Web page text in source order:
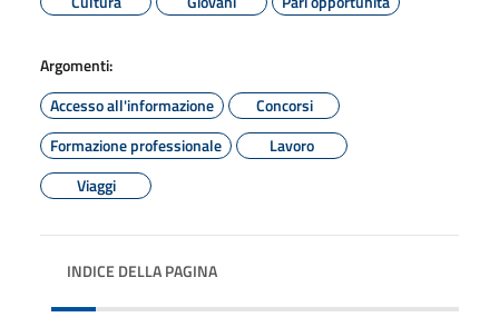
Argomenti:
Accesso all'informazione
Concorsi
Formazione professionale
Lavoro
Viaggi
INDICE DELLA PAGINA